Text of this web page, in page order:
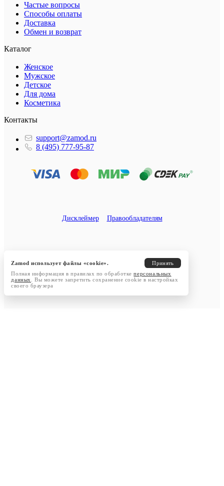
Частые вопросы
Способы оплаты
Доставка
Обмен и возврат
Каталог
Женское
Мужское
Детское
Для дома
Косметика
Контакты
support@zamod.ru
8 (495) 777-95-87
Дисклеймер Правообладателям
Zamod использует файлы «cookie».
Принять
Полная информация в правилах по обработкеперсональных
данных
. Вы можете запретить сохранение cookie в настройках
своего браузера